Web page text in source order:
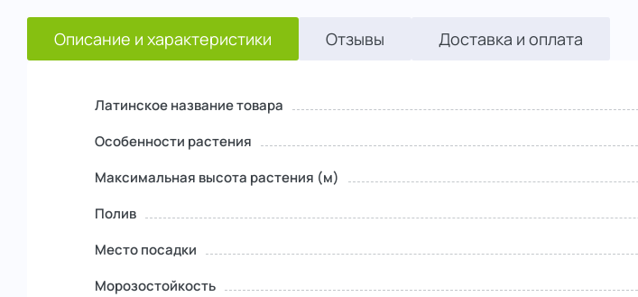
Описание и характеристики Отзывы Доставка и оплата
Латинское название товара
Особенности растения
Максимальная высота растения (м)
Полив
Место посадки
Морозостойкость